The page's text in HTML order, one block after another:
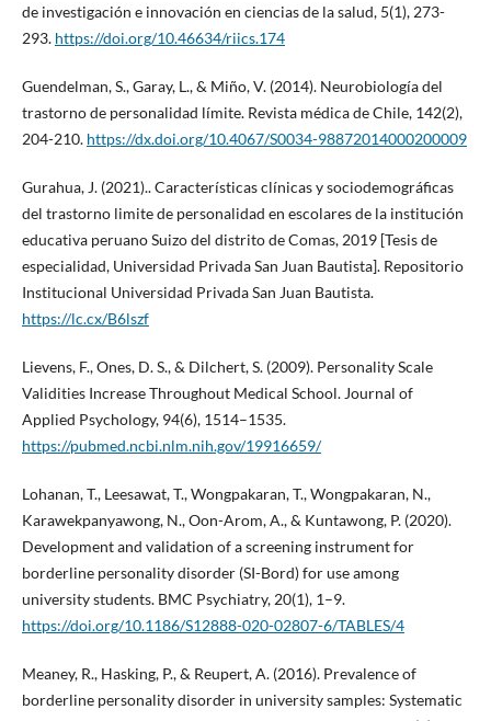
de investigación e innovación en ciencias de la salud, 5(1), 273-
293. https://doi.org/10.46634/riics.174
Guendelman, S., Garay, L., & Miño, V. (2014). Neurobiología del
trastorno de personalidad límite. Revista médica de Chile, 142(2),
204-210. https://dx.doi.org/10.4067/S0034-98872014000200009
Gurahua, J. (2021).. Características clínicas y sociodemográficas
del trastorno limite de personalidad en escolares de la institución
educativa peruano Suizo del distrito de Comas, 2019 [Tesis de
especialidad, Universidad Privada San Juan Bautista]. Repositorio
Institucional Universidad Privada San Juan Bautista.
https://lc.cx/B6lszf
Lievens, F., Ones, D. S., & Dilchert, S. (2009). Personality Scale
Validities Increase Throughout Medical School. Journal of
Applied Psychology, 94(6), 1514–1535.
https://pubmed.ncbi.nlm.nih.gov/19916659/
Lohanan, T., Leesawat, T., Wongpakaran, T., Wongpakaran, N.,
Karawekpanyawong, N., Oon-Arom, A., & Kuntawong, P. (2020).
Development and validation of a screening instrument for
borderline personality disorder (SI-Bord) for use among
university students. BMC Psychiatry, 20(1), 1–9.
https://doi.org/10.1186/S12888-020-02807-6/TABLES/4
Meaney, R., Hasking, P., & Reupert, A. (2016). Prevalence of
borderline personality disorder in university samples: Systematic